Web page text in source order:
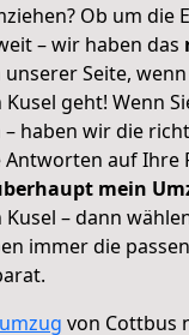
Ob um die
– wir haben das
unserer Seite,
geht! Wenn
haben wir die
Antworten auf Ihre
mein
– dann
immer die
von Cottbus